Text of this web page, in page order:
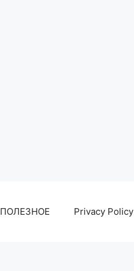
ПОЛЕЗНОЕ Privacy Policy